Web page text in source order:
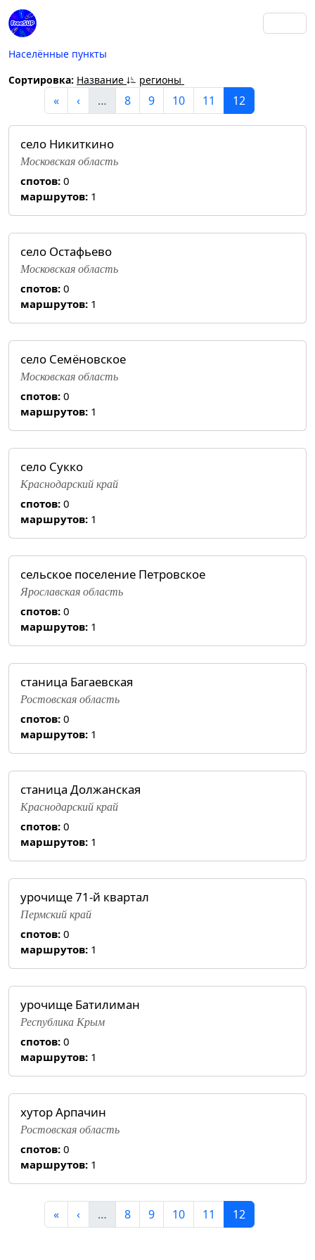
Населённые пункты
Сортировка: Название регионы
« ‹ … 8 9 10 11 12
село Никиткино
Московская область
спотов: 0
маршрутов: 1
село Остафьево
Московская область
спотов: 0
маршрутов: 1
село Семёновское
Московская область
спотов: 0
маршрутов: 1
село Сукко
Краснодарский край
спотов: 0
маршрутов: 1
сельское поселение Петровское
Ярославская область
спотов: 0
маршрутов: 1
станица Багаевская
Ростовская область
спотов: 0
маршрутов: 1
станица Должанская
Краснодарский край
спотов: 0
маршрутов: 1
урочище 71-й квартал
Пермский край
спотов: 0
маршрутов: 1
урочище Батилиман
Республика Крым
спотов: 0
маршрутов: 1
хутор Арпачин
Ростовская область
спотов: 0
маршрутов: 1
« ‹ … 8 9 10 11 12